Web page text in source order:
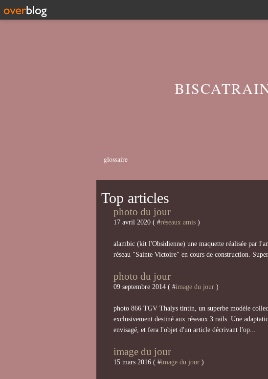
glossaire
Top articles
photo du jour
17 avril 2020 ( #réseaux amis )
alambic (kit l'Obsidienne) une maquette réalisée par
réseau "Sainte Victoire" en cours de construction.
photo du jour
09 septembre 2014 ( #image du jour )
photo 866 TGV Thalys tintin, un superbe modèle
exclusivement destiné aux réseaux 3 rails. Une
envisagé, et fera l'objet d'un article décrivant l'op...
image du jour
15 mars 2016 ( #image du jour )